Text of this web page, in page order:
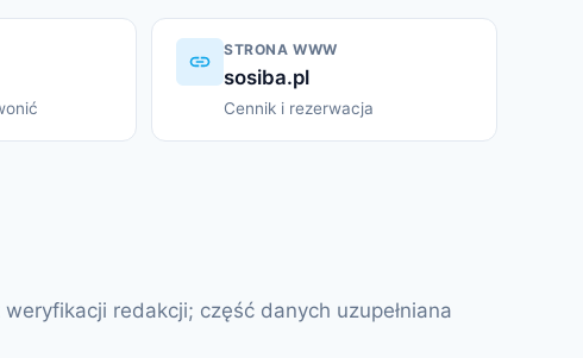
STRONA WWW
sosiba.pl
Cennik i rezerwacja
redakcji; część danych uzupełniana